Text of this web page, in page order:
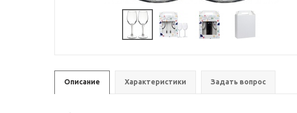
Описание Характеристики Задать вопрос